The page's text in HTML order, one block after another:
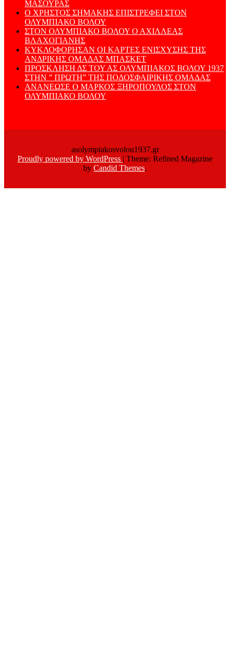
ΜΑΣΟΥΡΑΣ
Ο ΧΡΗΣΤΟΣ ΣΗΜΑΚΗΣ ΕΠΙΣΤΡΕΦΕΙ ΣΤΟΝ
ΟΛΥΜΠΙΑΚΟ ΒΟΛΟΥ
ΣΤΟΝ ΟΛΥΜΠΙΑΚΟ ΒΟΛΟΥ Ο ΑΧΙΛΛΕΑΣ
ΒΛΑΧΟΓΙΑΝΗΣ
ΚΥΚΛΟΦΟΡΗΣΑΝ ΟΙ ΚΑΡΤΕΣ ΕΝΙΣΧΥΣΗΣ ΤΗΣ
ΑΝΔΡΙΚΗΣ ΟΜΑΔΑΣ ΜΠΑΣΚΕΤ
ΠΡΟΣΚΛΗΣΗ ΔΣ ΤΟΥ ΑΣ ΟΛΥΜΠΙΑΚΟΣ ΒΟΛΟΥ 1937
ΣΤΗΝ ” ΠΡΩΤΗ” ΤΗΣ ΠΟΔΟΣΦΑΙΡΙΚΗΣ ΟΜΑΔΑΣ
ΑΝΑΝΕΩΣΕ Ο ΜΑΡΚΟΣ ΞΗΡΟΠΟΥΛΟΣ ΣΤΟΝ
ΟΛΥΜΠΙΑΚΟ ΒΟΛΟΥ
asolympiakosvolou1937.gr
Proudly powered by WordPress | Theme: Refined Magazine
by Candid Themes.